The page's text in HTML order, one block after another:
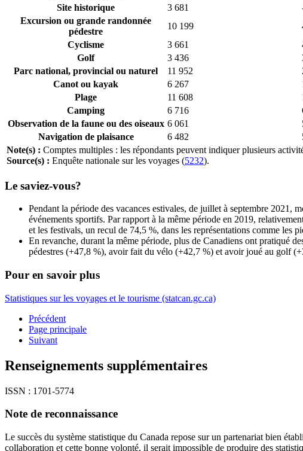
Site historique
3 681
Excursion ou grande randonnée
pédestre
10 199
Cyclisme
3 661
Golf
3 436
Parc national, provincial ou naturel
11 952
Canot ou kayak
6 267
Plage
11 608
Camping
6 716
Observation de la faune ou des oiseaux 6 061
Navigation de plaisance
6 482
Note(s) : Comptes multiples : les répondants peuvent indiquer plusieurs
Source(s) : Enquête nationale sur les voyages (5232).
Le saviez-vous?
Pendant la période des vacances estivales, de juillet à septembre 2021,
événements sportifs. Par rapport à la même période en 2019,
et les festivals, un recul de 74,5 %, dans les représentations comme les
En revanche, durant la même période, plus de Canadiens ont pratiqué
pédestres (+47,8 %), avoir fait du vélo (+42,7 %) et avoir joué au golf
Pour en savoir plus
Statistiques sur les voyages et le tourisme (statcan.gc.ca)
Précédent
Page principale
Suivant
Renseignements supplémentaires
ISSN : 1701-5774
Note de reconnaissance
Le succès du système statistique du Canada repose sur un partenariat bien
collaboration et cette bonne volonté, il serait impossible de produire des